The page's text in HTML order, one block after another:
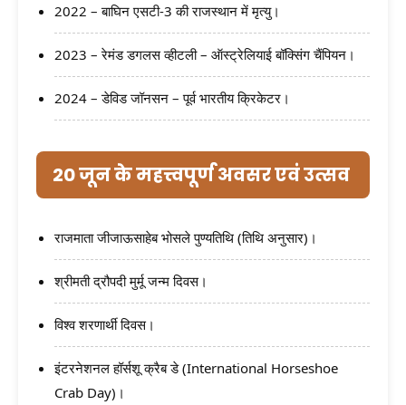
2022 – बाघिन एसटी-3 की राजस्थान में मृत्यु।
2023 – रेमंड डगलस व्हीटली – ऑस्ट्रेलियाई बॉक्सिंग चैंपियन।
2024 – डेविड जॉनसन – पूर्व भारतीय क्रिकेटर।
20 जून के महत्त्वपूर्ण अवसर एवं उत्सव
राजमाता जीजाऊसाहेब भोसले पुण्यतिथि (तिथि अनुसार)।
श्रीमती द्रौपदी मुर्मू जन्म दिवस।
विश्व शरणार्थी दिवस।
इंटरनेशनल हॉर्सशू क्रैब डे (International Horseshoe
Crab Day)।